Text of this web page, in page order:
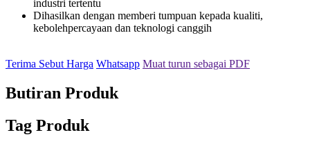
industri tertentu
Dihasilkan dengan memberi tumpuan kepada kualiti,
kebolehpercayaan dan teknologi canggih
Terima Sebut Harga Whatsapp Muat turun sebagai PDF
Butiran Produk
Tag Produk